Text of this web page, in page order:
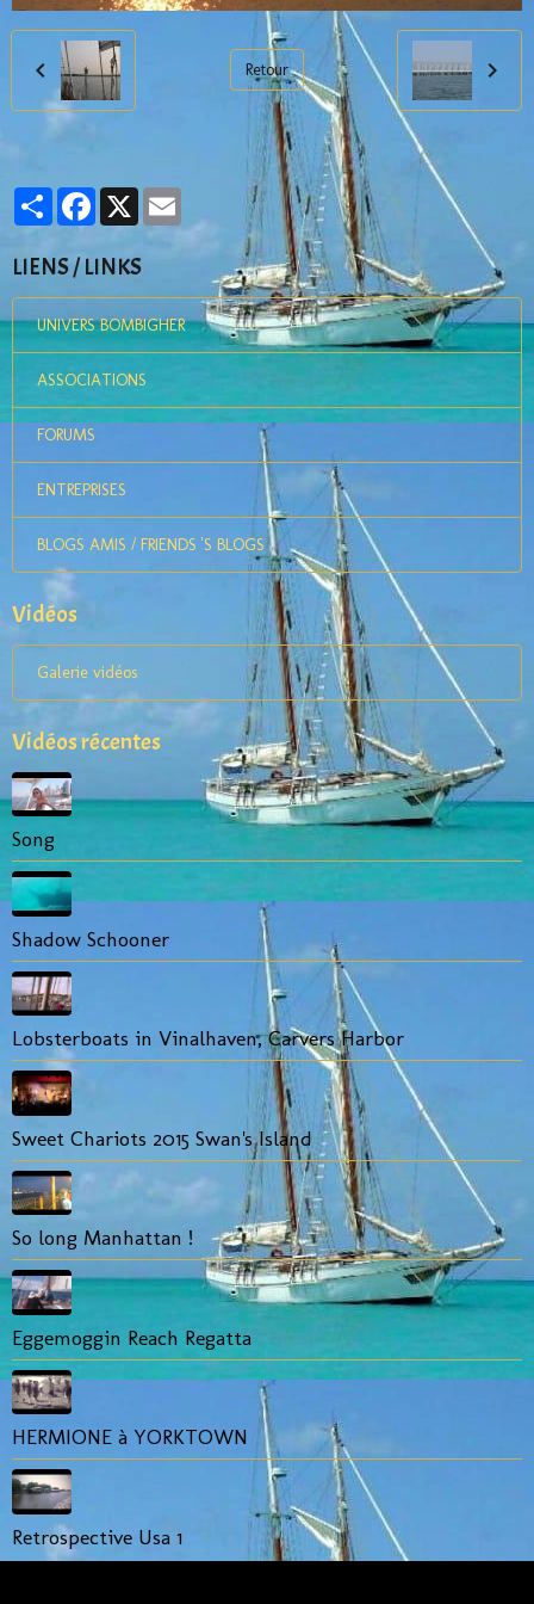
Retour
PartagerFacebook
X
LIENS / LINKS
UNIVERS BOMBIGHER
ASSOCIATIONS
FORUMS
ENTREPRISES
BLOGS AMIS / FRIENDS 'S BLOGS
Vidéos
Galerie vidéos
Vidéos récentes
Song
Shadow Schooner
Lobsterboats in Vinalhaven, Carvers Harbor
Sweet Chariots 2015 Swan's Island
So long Manhattan !
Eggemoggin Reach Regatta
HERMIONE à YORKTOWN
Retrospective Usa 1